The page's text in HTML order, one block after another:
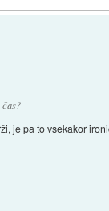
je pa to vsekakor